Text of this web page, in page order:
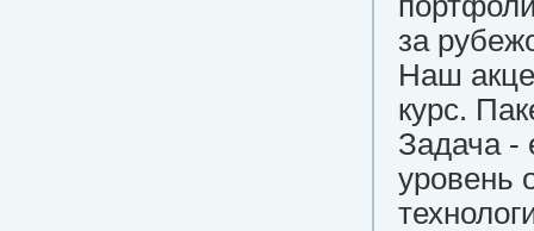
за
Наш
курс.
Задача -
уровень